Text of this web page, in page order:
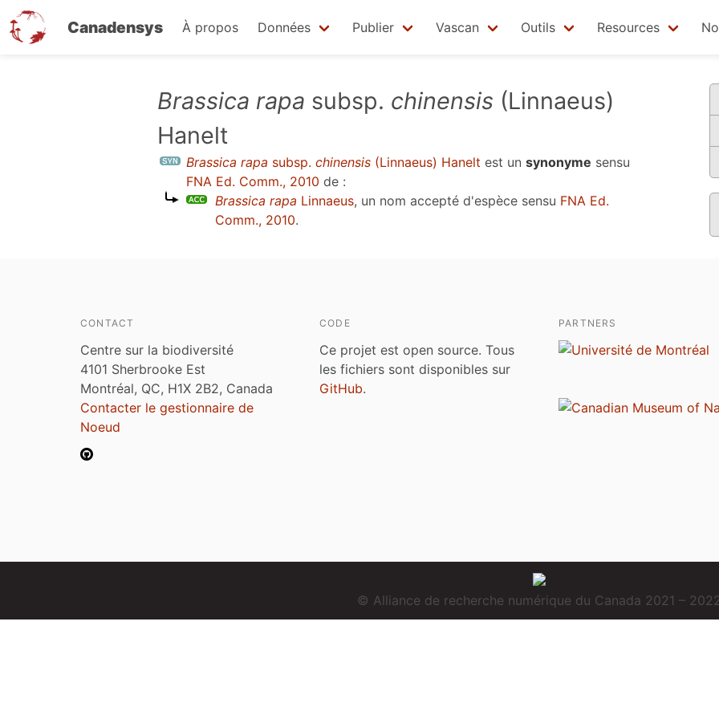
Canadensys À propos Données Publier Vascan Outils Resources
Brassica rapa subsp. chinensis (Linnaeus)
Hanelt
Brassica rapa subsp. chinensis (Linnaeus) Hanelt est un synonyme sensu
FNA Ed. Comm., 2010 de :
Brassica rapa Linnaeus, un nom accepté d'espèce sensu FNA Ed.
Comm., 2010.
CONTACT
Centre sur la biodiversité
4101 Sherbrooke Est
Montréal, QC, H1X 2B2, Canada
Contacter le gestionnaire de
Noeud
CODE
Ce projet est open source. Tous
les fichiers sont disponibles sur
GitHub.
PARTNERS
© Alliance de recherche numérique du Canada 2021 –